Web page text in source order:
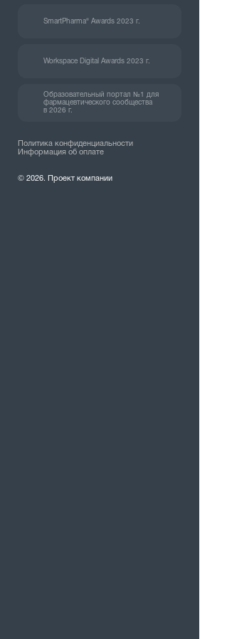
SmartPharma® Awards 2023 г.
Workspace Digital Awards 2023 г.
Образовательный портал №1 для
фармацевтического сообщества
в 2026 г.
Политика конфиденциальности
Информация об оплате
© 2026. Проект компании